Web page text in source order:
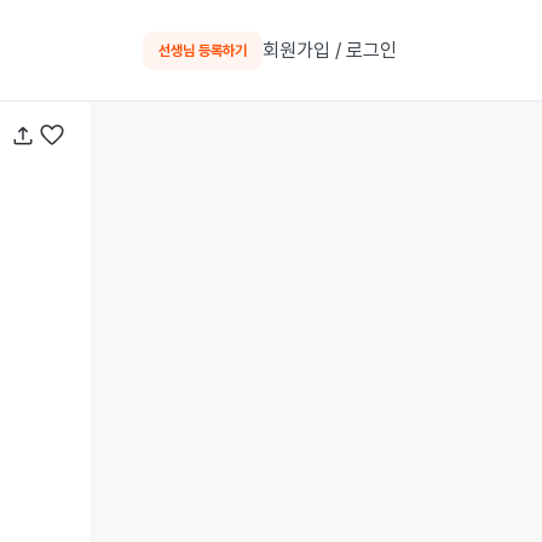
선생님 등록하기 회원가입 / 로그인